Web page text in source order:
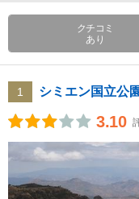
クチコミ
あり
1 シミエン国立公
3.10